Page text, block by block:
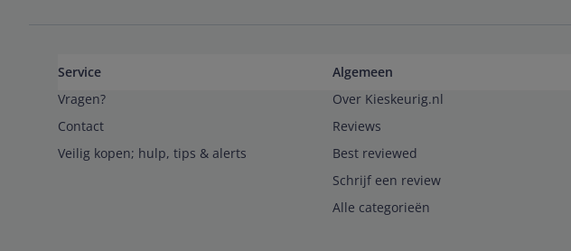
Service
Vragen?
Contact
Veilig kopen; hulp, tips & alerts
Algemeen
Over Kieskeurig.nl
Reviews
Best reviewed
Schrijf een review
Alle categorieën